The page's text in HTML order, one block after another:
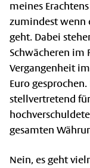
meines
zumindest wenn
geht. Dabei
Schwächeren im
Vergangenheit
Euro
stellvertretend
gesamten
Nein, es geht